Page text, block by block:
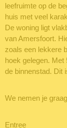
leefruimte op de
huis met veel
De woning ligt
van Amersfoort.
zoals een lekkere
hoek gelegen.
de binnenstad. Dit
We nemen je
Entree